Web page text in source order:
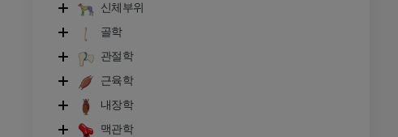
신체부위
골학
관절학
근육학
내장학
맥관학